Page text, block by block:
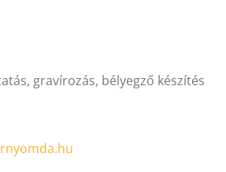
gravírozás, bélyegző készítés